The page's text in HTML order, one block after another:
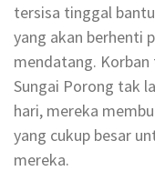
tersisa tinggal
yang akan berhenti
mendatang.
Sungai Porong tak
hari, mereka
yang cukup besar
mereka.